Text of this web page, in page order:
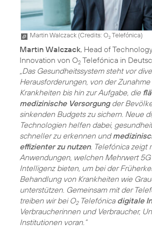
Martin Walczack (Credits: O2Telefónica)
Martin Walczack, Head of
Innovation von O2 Telefónica in
„Das Gesundheitssystem steht vor
Herausforderungen, von der
Krankheiten bis hin zur Aufgabe, die
medizinische Versorgungder
sinkenden Budgets zu sichern. Neue
Technologien helfen dabei,
schneller zu erkennen und
effizienter zu nutzen. Telefónica zeigt
Anwendungen, welchen Mehrwert
Intelligenz bieten, um bei der
Behandlung von Krankheiten wie
unterstützen. Gemeinsam mit der
treiben wir bei O2Telefónica digitale
Verbraucherinnen und Verbraucher,
Institutionen voran.“